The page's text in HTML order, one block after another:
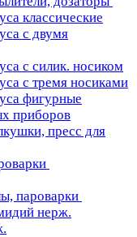
классические
с двумя
с силик. носиком
с тремя носиками
фигурные
приборов
пресс для
пароварки
нерж.